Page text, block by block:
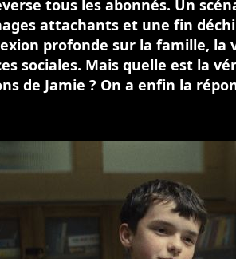
tous les abonnés. Un
attachants et une fin
profonde sur la famille, la
sociales. Mais quelle est la
de Jamie ? On a enfin la